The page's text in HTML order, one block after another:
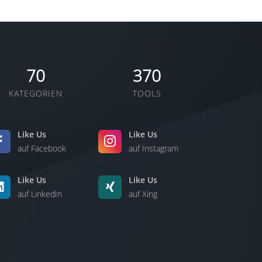
70
KATEGORIEN
370
TOOLS
Like Us
auf Facebook
Like Us
auf Instagram
Like Us
auf LinkedIn
Like Us
auf Xing